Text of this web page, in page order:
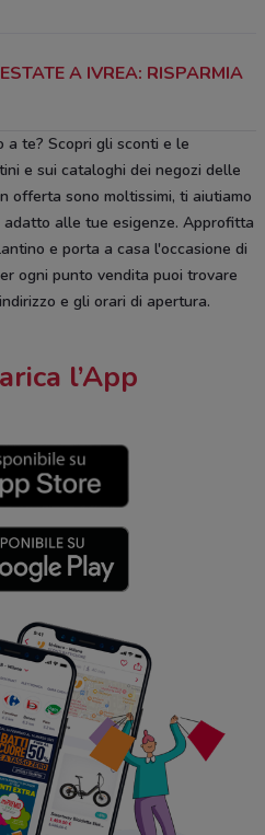
A IVREA: RISPARMIA
te? Scopri gli sconti e le
e sui cataloghi dei negozi delle
offerta sono moltissimi, ti aiutiamo
alle tue esigenze. Approfitta
e porta a casa l'occasione di
ogni punto vendita puoi trovare
e gli orari di apertura.
l’App